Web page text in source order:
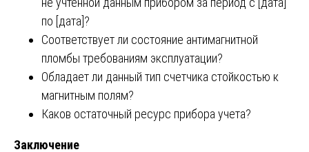
по [дата]?
Соответствует ли состояние антимагнитной
пломбы требованиям эксплуатации?
Обладает ли данный тип счетчика стойкостью к
магнитным полям?
Каков остаточный ресурс прибора учета?
Заключение